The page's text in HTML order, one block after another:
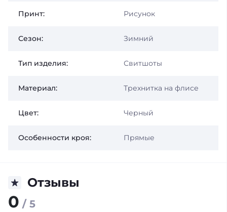
Принт: Рисунок
Сезон: Зимний
Тип изделия: Свитшоты
Материал: Трехнитка на флисе
Цвет: Черный
Особенности кроя: Прямые
Отзывы
0 / 5